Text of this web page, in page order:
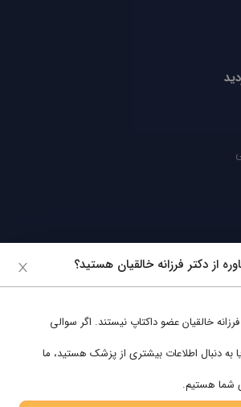
دنبال کنید
از دکتر فرزانه خالقیان هستید؟
خالقیانعضو داکتاپ نیستند. اگر سوالی
به دنبال اطلاعات بیشتری از پزشک هستید، ما
شما هستیم.